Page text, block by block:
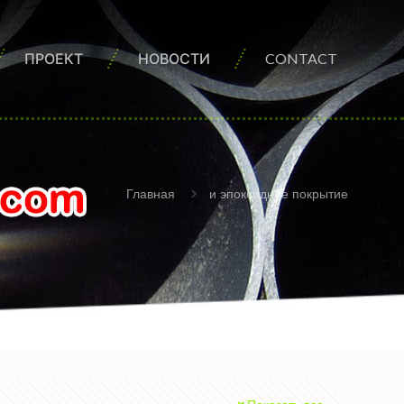
ПРОЕКТ НОВОСТИ CONTACT
Главная и эпоксидное покрытие